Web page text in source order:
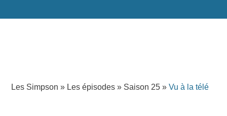
Les Simpson » Les épisodes » Saison 25 »Vu à la télé